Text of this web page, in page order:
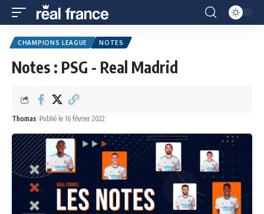
CHAMPIONS LEAGUE NOTES
Notes : PSG - Real Madrid
Thomas Publié le 16 février 2022